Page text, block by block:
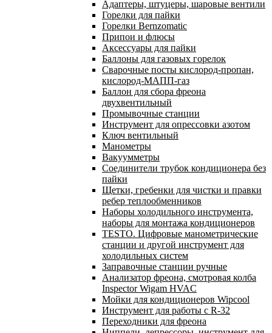
Адаптеры, штуцеры, шаровые вентили
Горелки для пайки
Горелки Bernzomatic
Припои и флюсы
Аксессуары для пайки
Баллоны для газовых горелок
Сварочные посты кислород-пропан,
кислород-МАПП-газ
Баллон для сбора фреона
двухвентильный
Промывочные станции
Инструмент для опрессовки азотом
Ключ вентильный
Манометры
Вакуумметры
Соединители трубок кондиционера без
пайки
Щетки, гребенки для чистки и правки
ребер теплообменников
Наборы холодильного инструмента,
наборы для монтажа кондиционеров
TESTO. Цифровые манометрические
станции и другой инструмент для
холодильных систем
Заправочные станции ручные
Анализатор фреона, смотровая колба
Inspector Wigam HVAC
Мойки для кондиционеров Wipcool
Инструмент для работы с R-32
Переходники для фреона